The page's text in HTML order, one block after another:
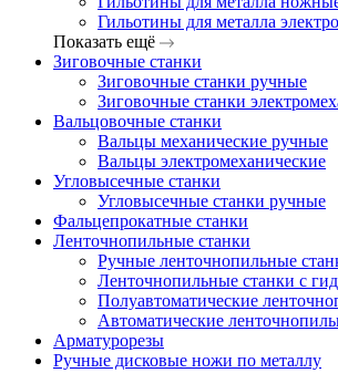
Гильотины для металла
Показать ещё
Зиговочные станки
Зиговочные станки ручные
Зиговочные станки
Вальцовочные станки
Вальцы механические ручные
Вальцы электромеханические
Угловысечные станки
Угловысечные станки ручные
Фальцепрокатные станки
Ленточнопильные станки
Ручные ленточнопильные
Ленточнопильные станки с
Полуавтоматические
Автоматические
Арматурорезы
Ручные дисковые ножи по металлу